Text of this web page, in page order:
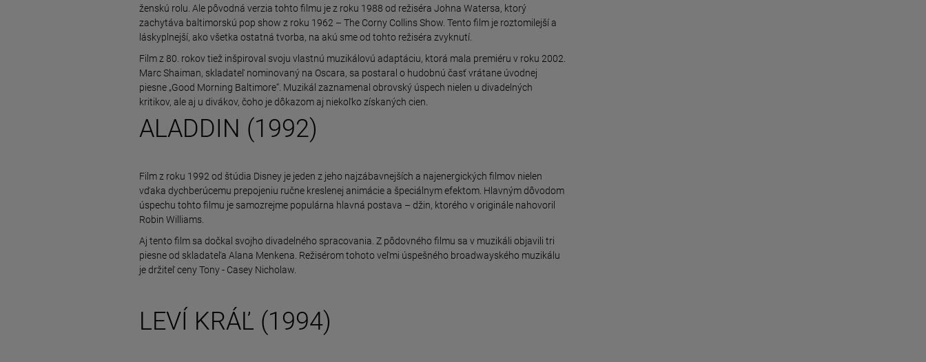
ženskú rolu. Ale pôvodná verzia tohto filmu je z roku 1988 od režiséra Johna Watersa, ktorý
zachytáva baltimorskú pop show z roku 1962 – The Corny Collins Show. Tento film je roztomilejší a
láskyplnejší, ako všetka ostatná tvorba, na akú sme od tohto režiséra zvyknutí.
Film z 80. rokov tiež inšpiroval svoju vlastnú muzikálovú adaptáciu, ktorá mala premiéru v roku 2002.
Marc Shaiman, skladateľ nominovaný na Oscara, sa postaral o hudobnú časť vrátane úvodnej
piesne „Good Morning Baltimore“. Muzikál zaznamenal obrovský úspech nielen u divadelných
kritikov, ale aj u divákov, čoho je dôkazom aj niekoľko získaných cien.
ALADDIN (1992)
Film z roku 1992 od štúdia Disney je jeden z jeho najzábavnejších a najenergických filmov nielen
vďaka dychberúcemu prepojeniu ručne kreslenej animácie a špeciálnym efektom. Hlavným dôvodom
úspechu tohto filmu je samozrejme populárna hlavná postava – džin, ktorého v originále nahovoril
Robin Williams.
Aj tento film sa dočkal svojho divadelného spracovania. Z pôdovného filmu sa v muzikáli objavili tri
piesne od skladateľa Alana Menkena. Režisérom tohoto veľmi úspešného broadwayského muzikálu
je držiteľ ceny Tony - Casey Nicholaw.
LEVÍ KRÁĽ (1994)